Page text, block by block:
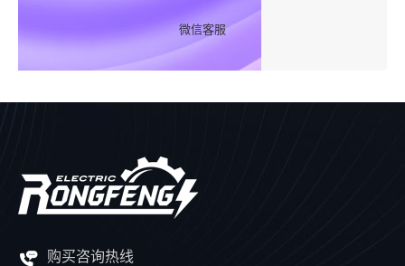
微信客服
购买咨询热线